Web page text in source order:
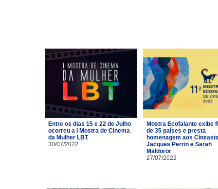
Entre os dias 15 e 22 de Julho
ocorreu a I Mostra de Cinema
da Mulher LBT
30/07/2022
Mostra Ecofalante exibe
de 35 países e presta
homenagem aos
Jacques Perrin e Sarah
Maldoror
27/07/2022